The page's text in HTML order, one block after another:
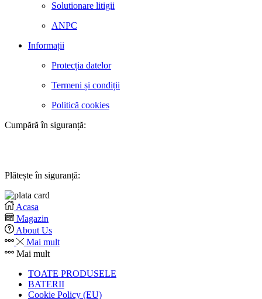
Solutionare litigii
ANPC
Informații
Protecția datelor
Termeni și condiții
Politică cookies
Cumpără în siguranță:
Plătește în siguranță:
Acasa
Magazin
About Us
Mai mult
Mai mult
TOATE PRODUSELE
BATERII
Cookie Policy (EU)